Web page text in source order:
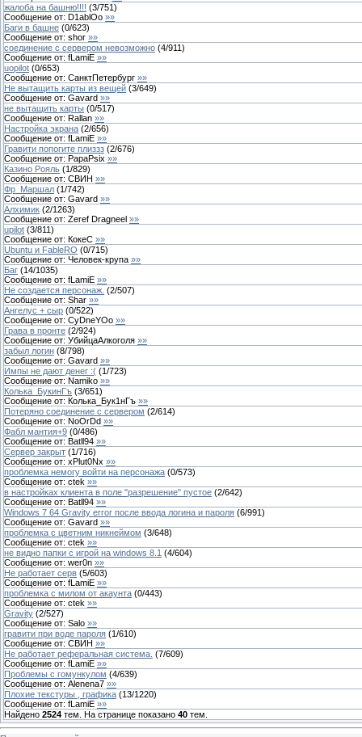
жалоба на башню!!!! (3/751)
Сообщение от: D1ablOo »»
Баги в башне (0/623)
Сообщение от: shor »»
соединение с сервером невозможно (4/911)
Сообщение от: fLamiE »»
uopilot (0/653)
Сообщение от: CанктПетербург »»
Не вытащить карты из вещей (3/649)
Сообщение от: Gavard »»
не вытащить карты (0/517)
Сообщение от: Rallan »»
Настройка экрана (2/656)
Сообщение от: fLamiE »»
Гравити попогите плиззз (2/676)
Сообщение от: PapaPsix »»
Казино Рояль (1/829)
Сообщение от: СВИН »»
Фр_Маршал (1/742)
Сообщение от: Gavard »»
Алхимик (2/1263)
Сообщение от: Zeref Dragneel »»
upilot (3/811)
Сообщение от: КокеС »»
Ubuntu и FableRO (0/715)
Сообщение от: Человек-крупа »»
Баг (14/1035)
Сообщение от: fLamiE »»
Не создается персонаж. (2/507)
Сообщение от: Shar »»
Ангелус + сыр (0/522)
Сообщение от: CyDneYOo »»
Грава в пронте (2/924)
Сообщение от: УбийцаАлкоголя »»
забыл логин (8/798)
Сообщение от: Gavard »»
Импы не дают денег :( (1/723)
Сообщение от: Namiko »»
Колька_БукинГъ (3/651)
Сообщение от: Колька_Бук1нГъ »»
Потеряно соединение с сервером (2/614)
Сообщение от: NoOrDd »»
Фабл мантия+9 (0/486)
Сообщение от: Batll94 »»
Сервер закрыт (1/716)
Сообщение от: xPlut0Nx »»
проблемка немогу войти на персонажа (0/573)
Сообщение от: ctek »»
в настройках клиента в поле "разрешение" пустое (2/642)
Сообщение от: Batll94 »»
Windows 7 64 Gravity error после ввода логина и пароля (6/991)
Сообщение от: Gavard »»
проблемка с цветним никнеймом (3/648)
Сообщение от: ctek »»
не видно папки с игрой на windows 8.1 (4/604)
Сообщение от: wer0n »»
Не работает серв (5/603)
Сообщение от: fLamiE »»
проблемка с милом от акаунта (0/443)
Сообщение от: ctek »»
Gravity (2/527)
Сообщение от: Salo »»
гравити при воде пароля (1/610)
Сообщение от: СВИН »»
Не работает реферальная система. (7/609)
Сообщение от: fLamiE »»
Проблемы с гомункулом (4/639)
Сообщение от: Alenena7 »»
Плохие текстуры , графика (13/1220)
Сообщение от: fLamiE »»
Найдено 2524 тем. На странице показано 40 тем.